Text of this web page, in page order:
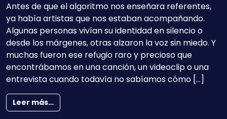
Antes de que el algoritmo nos enseñara referentes,
ya había artistas que nos estaban acompañando.
Algunas personas vivían su identidad en silencio o
desde los márgenes, otras alzaron la voz sin miedo. Y
muchas fueron ese refugio raro y precioso que
encontrábamos en una canción, un videoclip o una
entrevista cuando todavía no sabíamos cómo […]
Leer más…from Ídolas, iconos y aliades